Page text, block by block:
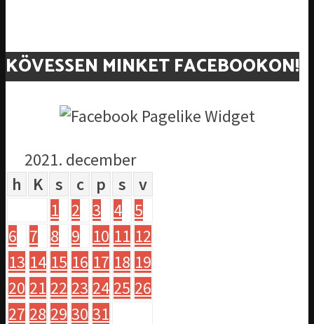
KÖVESSEN MINKET FACEBOOKON!
2021. december
h
K s c p s
v
1
2 3 4 5
6
7 8 9 10 11 12
13 14 15 16 17 18 19
20 21 22 23 24 25 26
27 28 29 30 31